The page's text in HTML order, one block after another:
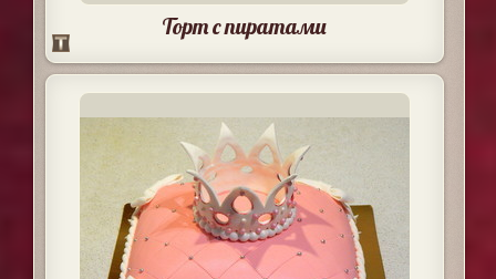
Торт с пиратами